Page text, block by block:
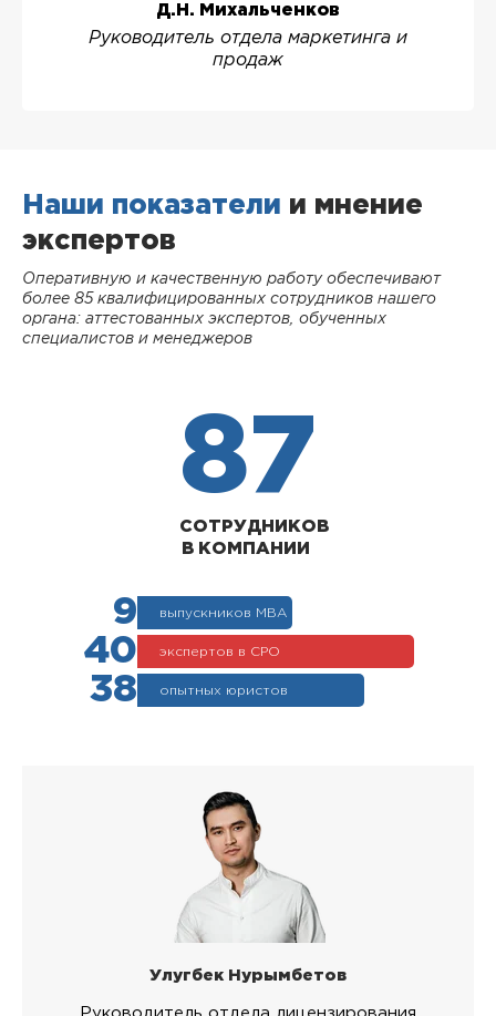
Д.Н. Михальченков
Руководитель отдела маркетинга и
продаж
Наши показатели и мнение
экспертов
Оперативную и качественную работу обеспечивают
более 85 квалифицированных сотрудников нашего
органа: аттестованных экспертов, обученных
специалистов и менеджеров
87
СОТРУДНИКОВ
В КОМПАНИИ
9 выпускников МВА
40 экспертов в СРО
38 опытных юристов
Улугбек Нурымбетов